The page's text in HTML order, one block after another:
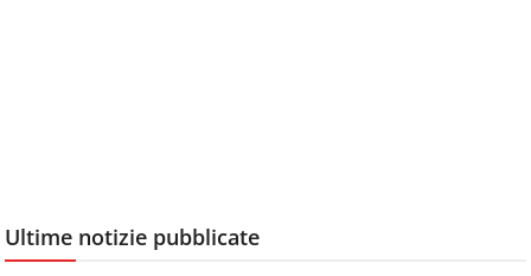
Ultime notizie pubblicate